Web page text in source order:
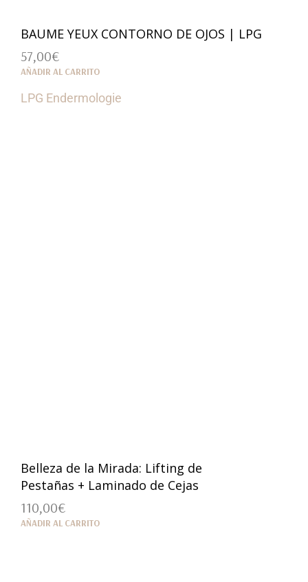
BAUME YEUX CONTORNO DE OJOS | LPG
57,00€
AÑADIR AL CARRITO
LPG Endermologie
Belleza de la Mirada: Lifting de
Pestañas + Laminado de Cejas
110,00€
AÑADIR AL CARRITO